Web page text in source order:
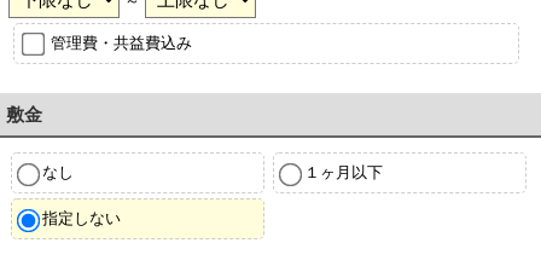
管理費・共益費込み
敷金
なし １ヶ月以下
指定しない